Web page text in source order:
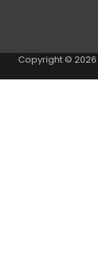
Copyright © 2026